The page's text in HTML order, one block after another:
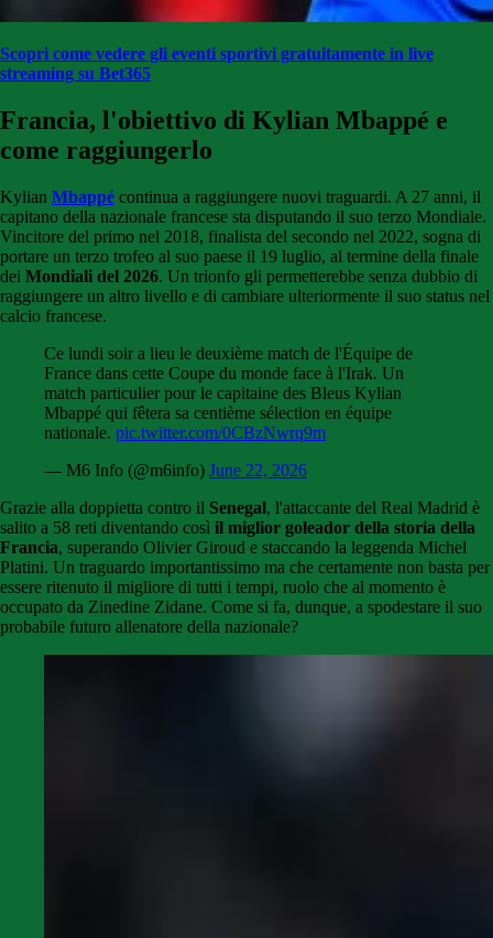
Scopri come vedere gli eventi sportivi gratuitamente in live
streaming su Bet365
Francia, l'obiettivo di Kylian Mbappé e
come raggiungerlo
Kylian Mbappé continua a raggiungere nuovi traguardi. A 27 anni, il
capitano della nazionale francese sta disputando il suo terzo Mondiale.
Vincitore del primo nel 2018, finalista del secondo nel 2022, sogna di
portare un terzo trofeo al suo paese il 19 luglio, al termine della finale
dei Mondiali del 2026. Un trionfo gli permetterebbe senza dubbio di
raggiungere un altro livello e di cambiare ulteriormente il suo status nel
calcio francese.
Ce lundi soir a lieu le deuxième match de l'Équipe de
France dans cette Coupe du monde face à l'Irak. Un
match particulier pour le capitaine des Bleus Kylian
Mbappé qui fêtera sa centième sélection en équipe
nationale. pic.twitter.com/0CBzNwrq9m
— M6 Info (@m6info) June 22, 2026
Grazie alla doppietta contro il Senegal, l'attaccante del Real Madrid è
salito a 58 reti diventando così il miglior goleador della storia della
Francia, superando Olivier Giroud e staccando la leggenda Michel
Platini. Un traguardo importantissimo ma che certamente non basta per
essere ritenuto il migliore di tutti i tempi, ruolo che al momento è
occupato da Zinedine Zidane. Come si fa, dunque, a spodestare il suo
probabile futuro allenatore della nazionale?